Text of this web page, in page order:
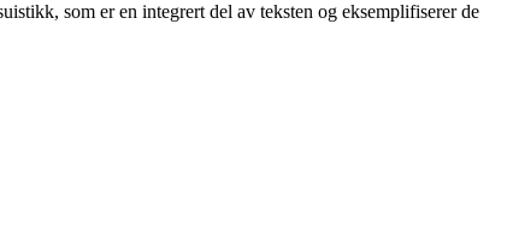
som er en integrert del av teksten og eksemplifiserer de